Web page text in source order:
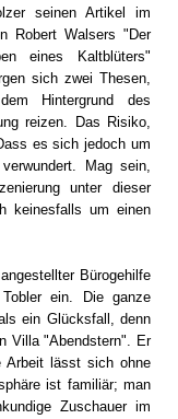
seinen Artikel im
Robert Walsers "Der
eines Kaltblüters"
sich zwei Thesen,
Hintergrund des
reizen. Das Risiko,
es sich jedoch um
Mag sein,
unter dieser
keinesfalls um einen
Bürogehilfe
ein. Die ganze
ein Glücksfall, denn
Villa "Abendstern". Er
Arbeit lässt sich ohne
ist familiär; man
Zuschauer im